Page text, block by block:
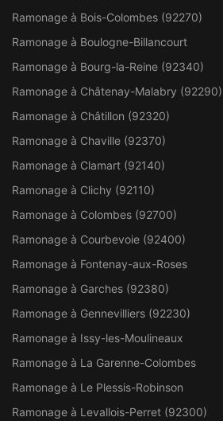
Ramonage à Bois-Colombes (92270)
Ramonage à Boulogne-Billancourt
Ramonage à Bourg-la-Reine (92340)
Ramonage à Châtenay-Malabry (92290)
Ramonage à Châtillon (92320)
Ramonage à Chaville (92370)
Ramonage à Clamart (92140)
Ramonage à Clichy (92110)
Ramonage à Colombes (92700)
Ramonage à Courbevoie (92400)
Ramonage à Fontenay-aux-Roses
Ramonage à Garches (92380)
Ramonage à Gennevilliers (92230)
Ramonage à Issy-les-Moulineaux
Ramonage à La Garenne-Colombes
Ramonage à Le Plessis-Robinson
Ramonage à Levallois-Perret (92300)